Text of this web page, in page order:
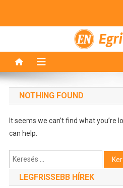
NOTHING FOUND
It seems we can’t find what you’re
can help.
Keresés:
LEGFRISSEBB HÍREK